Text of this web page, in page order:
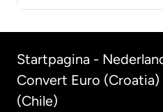
Startpagina -
Convert Euro (Croatia)
(Chile)